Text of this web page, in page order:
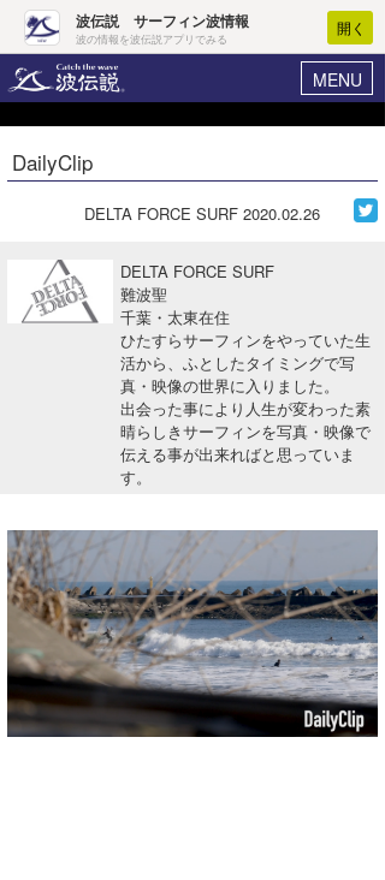
波伝説 サーフィン波情報
波の情報を波伝説アプリでみる
開く
MENU
ヘルプ マイホーム
ログイン
波情報･概況
WAVE HUNTER 波予想ツール
サーフィンエリアガイド
今月のプレゼント
DailyClip
DELTA FORCE SURF 2020.02.26
DELTA FORCE SURF
難波聖
千葉・太東在住
ひたすらサーフィンをやっていた生
活から、ふとしたタイミングで写
真・映像の世界に入りました。
出会った事により人生が変わった素
晴らしきサーフィンを写真・映像で
伝える事が出来ればと思っていま
す。
Core Surf Japan
コンテスト
ファッション/グッズ
アート＆エンタメ
ショップ情報
湘南
千葉北
伊豆
千葉南
お知らせ
その他
ルール＆How to
VOTE!